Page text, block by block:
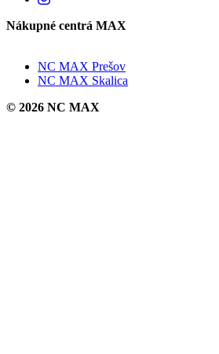
Nákupné centrá MAX
NC MAX Prešov
NC MAX Skalica
© 2026 NC MAX